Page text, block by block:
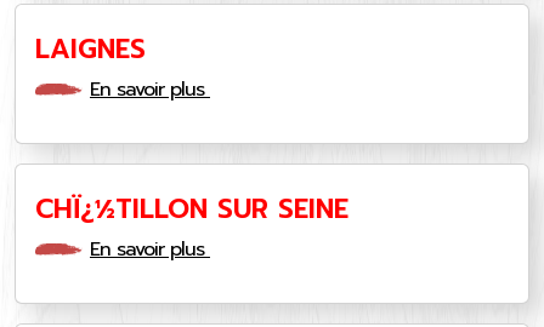
LAIGNES
En savoir plus
CHÏ¿½TILLON SUR SEINE
En savoir plus